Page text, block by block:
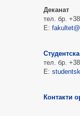
Деканат
тел. бр.
Е:
тел. бр.
Е:
Контакти